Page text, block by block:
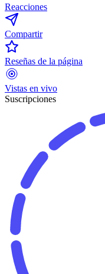
Reacciones
Compartir
Reseñas de la página
Vistas en vivo
Suscripciones